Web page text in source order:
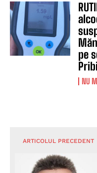
pe
NU
ARTICOLUL PRECEDENT